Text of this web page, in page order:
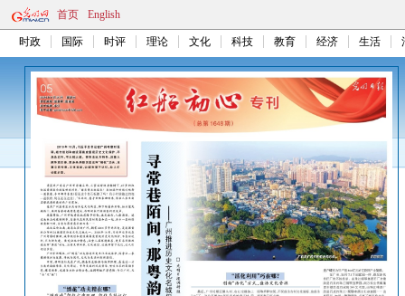
首页 English
时政 国际 时评 理论 文化 科技 教育 经济 生活